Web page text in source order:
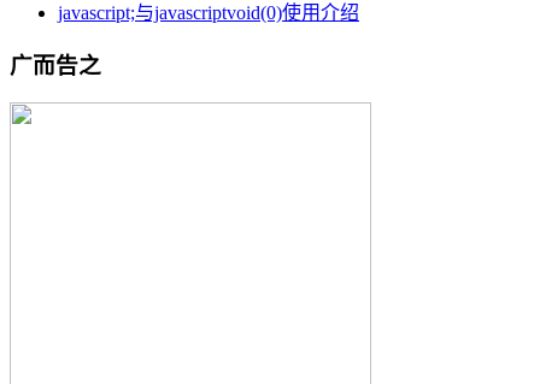
javascript;与javascriptvoid(0)使用介绍
广而告之